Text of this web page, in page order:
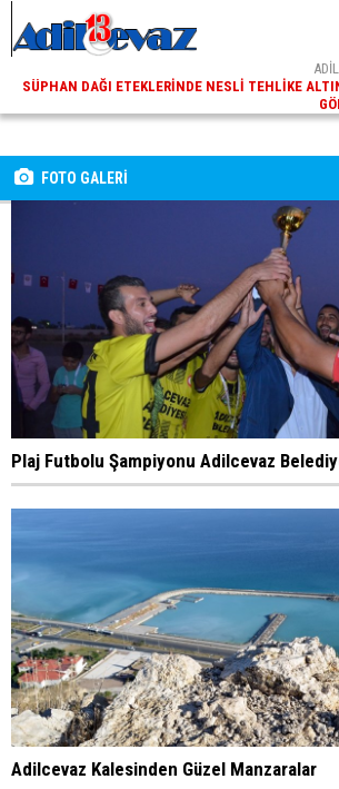
SÜPHAN DAĞI ETEKLERINDE NESLI TEHLIKE
FOTO GALERİ
Plaj Futbolu Şampiyonu Adilcevaz
Adilcevaz Kalesinden Güzel Manzaralar